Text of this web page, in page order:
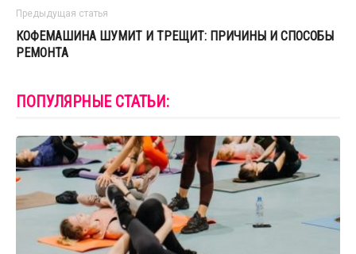
Предыдущая статья
КОФЕМАШИНА ШУМИТ И ТРЕЩИТ: ПРИЧИНЫ И СПОСОБЫ
РЕМОНТА
ПОПУЛЯРНЫЕ СТАТЬИ: